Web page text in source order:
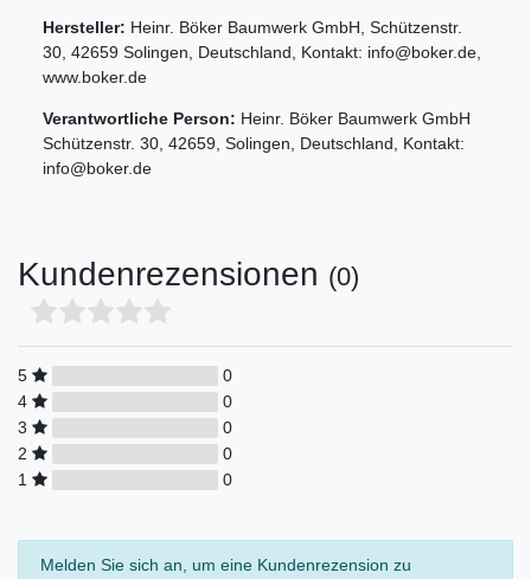
Hersteller: Heinr. Böker Baumwerk GmbH Schützenstr.
30 42659 Solingen Deutschland , Kontakt: info@boker.de
www.boker.de
Verantwortliche Person: Heinr. Böker Baumwerk GmbH
Schützenstr. 30 42659 Solingen Deutschland , Kontakt:
info@boker.de
Kundenrezensionen (0)
5
0
4
0
3
0
2
0
1
0
Melden Sie sich an, um eine Kundenrezension zu